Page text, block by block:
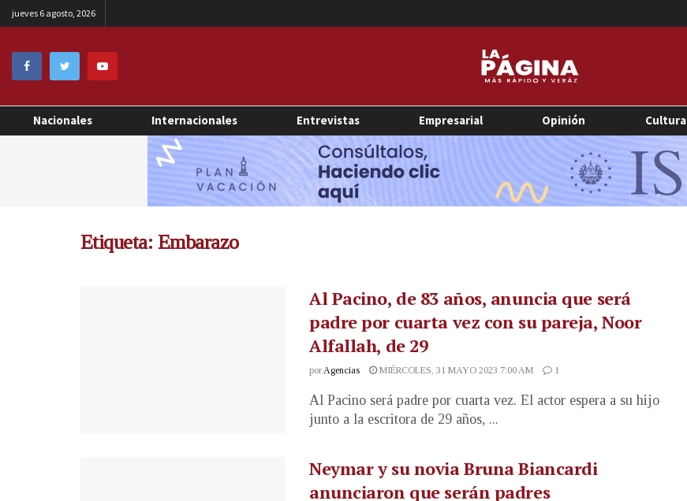
jueves 6 agosto, 2026
Nacionales Internacionales Entrevistas Empresarial Opinión Cultura
Etiqueta: Embarazo
Al Pacino, de 83 años, anuncia que será
padre por cuarta vez con su pareja, Noor
Alfallah, de 29
porAgencias MIÉRCOLES, 31 MAYO 2023 7:00 AM 1
Al Pacino será padre por cuarta vez. El actor espera a su hijo
junto a la escritora de 29 años, ...
Neymar y su novia Bruna Biancardi
anunciaron que serán padres